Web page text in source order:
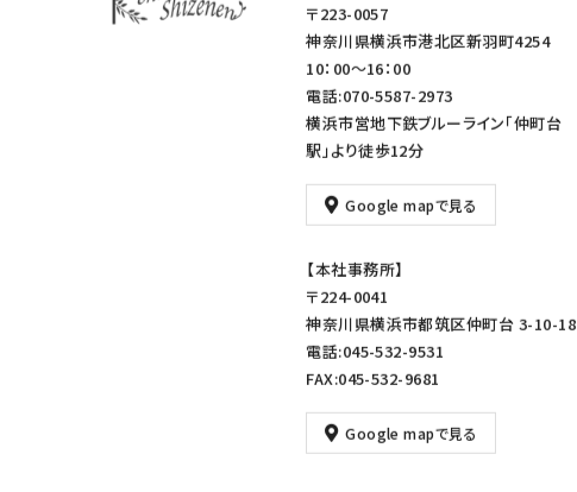
〒223-0057
神奈川県横浜市港北区新羽町4254
10：00～16：00
電話:070-5587-2973
横浜市営地下鉄ブルーライン「仲町台
駅」より徒歩12分
Google mapで見る
【本社事務所】
〒224-0041
神奈川県横浜市都筑区仲町台 3-10-18
電話:045-532-9531
FAX:045-532-9681
Google mapで見る